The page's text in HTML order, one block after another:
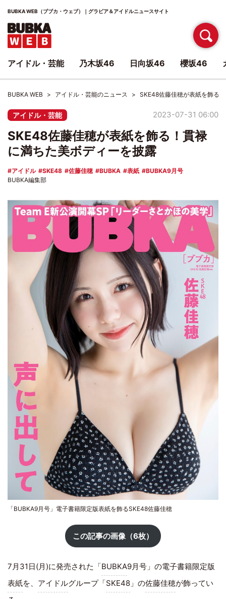
BUBKA WEB（ブブカ・ウェブ）｜グラビア＆アイドルニュースサイト
BUBKA WEB アイドル・芸能のニュース SKE48佐藤佳穂が表紙を飾る
アイドル・芸能 2023-07-31 06:00
SKE48佐藤佳穂が表紙を飾る！貫禄
に満ちた美ボディーを披露
アイドル SKE48 佐藤佳穂 BUBKA 表紙
BUBKA9月号
BUBKA編集部
「BUBKA9月号」電子書籍限定版表紙を飾るSKE48佐藤佳穂
この記事の画像（6枚）
7月31日(月)に発売された「BUBKA9月号」の電子書籍限定版
表紙を、 アイドルグループ「SKE48 」の佐藤佳穂が飾ってい
アイドル・芸能 乃木坂46 日向坂46 櫻坂46